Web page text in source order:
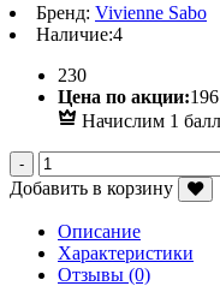
Бренд: Vivienne Sabo
Наличие:4
230Р
Цена по акции:196Р
Начислим 1
Добавить в корзину
Описание
Характеристики
Отзывы (0)